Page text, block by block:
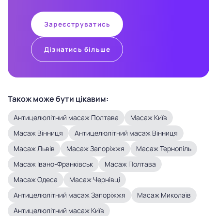
Також може бути цікавим:
Антицелюлітний масаж Полтава
Масаж Київ
Масаж Вінниця
Антицелюлітний масаж Вінниця
Масаж Львів
Масаж Запоріжжя
Масаж Тернопіль
Масаж Івано-Франківськ
Масаж Полтава
Масаж Одеса
Масаж Чернівці
Антицелюлітний масаж Запоріжжя
Масаж Миколаїв
Антицелюлітний масаж Київ
Зареєструватись
Дізнатись більше